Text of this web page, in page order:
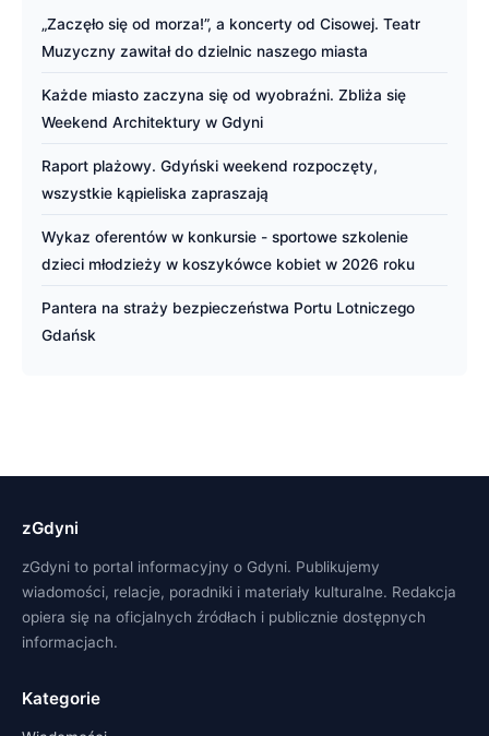
„Zaczęło się od morza!”, a koncerty od Cisowej. Teatr
Muzyczny zawitał do dzielnic naszego miasta
Każde miasto zaczyna się od wyobraźni. Zbliża się
Weekend Architektury w Gdyni
Raport plażowy. Gdyński weekend rozpoczęty,
wszystkie kąpieliska zapraszają
Wykaz oferentów w konkursie - sportowe szkolenie
dzieci młodzieży w koszykówce kobiet w 2026 roku
Pantera na straży bezpieczeństwa Portu Lotniczego
Gdańsk
zGdyni
zGdyni to portal informacyjny o Gdyni. Publikujemy
wiadomości, relacje, poradniki i materiały kulturalne. Redakcja
opiera się na oficjalnych źródłach i publicznie dostępnych
informacjach.
Kategorie